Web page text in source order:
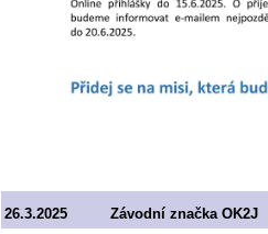
26.3.2025 Závodní značka OK2J